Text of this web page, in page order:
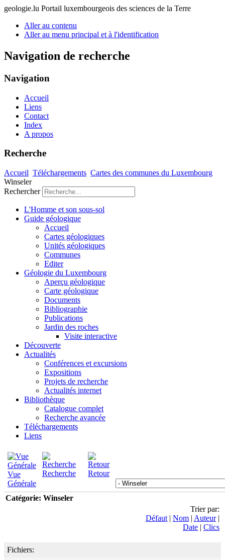
geologie.lu Portail luxembourgeois des sciences de la Terre
Aller au contenu
Aller au menu principal et à l'identification
Navigation de recherche
Navigation
Accueil
Liens
Contact
Index
A propos
Recherche
Accueil Téléchargements Cartes des communes du Luxembourg
Winseler
Rechercher
L'Homme et son sous-sol
Guide géologique
Accueil
Cartes géologiques
Unités géologiques
Communes
Editer
Géologie du Luxembourg
Aperçu géologique
Carte géologique
Documents
Bibliographie
Publications
Jardin des roches
Visite interactive
Découverte
Actualités
Conférences et excursions
Expositions
Projets de recherche
Actualités internet
Bibliothèque
Catalogue complet
Recherche avancée
Téléchargements
Liens
Vue
Générale
Recherche Retour
Catégorie: Winseler
Trier par:
Défaut | Nom | Auteur|
Date | Clics
Fichiers: